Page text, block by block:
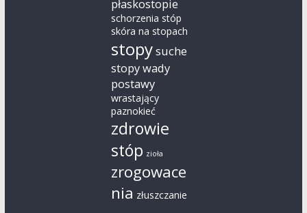
płaskostopie
schorzenia stóp
skóra na stopach
stopysuche
stopywady
postawy
wrastający
paznokieć
zdrowie
stóp zioła
zrogowace
nia złuszczanie